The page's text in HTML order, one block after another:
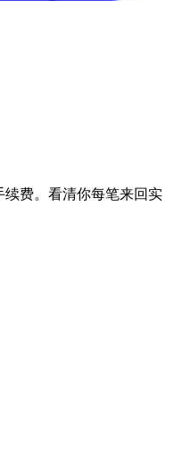
续费。看清你每笔来回实